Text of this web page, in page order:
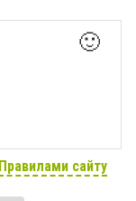
🙂
Правилами сайту